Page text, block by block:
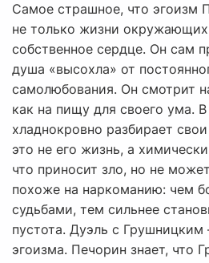
Самое страшное, что эгоизм
не только жизни
собственное сердце. Он сам
душа «высохла» от
самолюбования. Он смотрит
как на пищу для своего ума.
хладнокровно разбирает
это не его жизнь, а
что приносит зло, но не
похоже на наркоманию: чем
судьбами, тем сильнее
пустота. Дуэль с
эгоизма. Печорин знает, что